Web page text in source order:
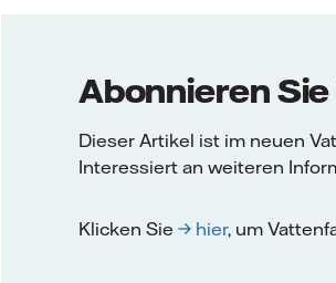
Abonnieren Sie
Dieser Artikel ist im neuen
Interessiert an weiteren
Klicken Sie → hier, um